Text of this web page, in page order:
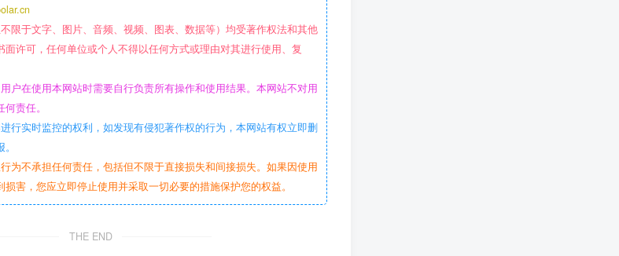
限于文字、图片、音频、视频、图表、数据等）均受著作权法和其他
许可，任何单位或个人不得以任何方式或理由对其进行使用、复
户在使用本网站时需要自行负责所有操作和使用结果。本网站不对用
责任。
行实时监控的权利，如发现有侵犯著作权的行为，本网站有权立即删
为不承担任何责任，包括但不限于直接损失和间接损失。如果因使用
害，您应立即停止使用并采取一切必要的措施保护您的权益。
THE END